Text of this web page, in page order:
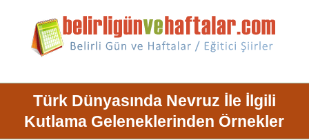
Türk Dünyasında Nevruz İle İlgili
Kutlama Geleneklerinden Örnekler